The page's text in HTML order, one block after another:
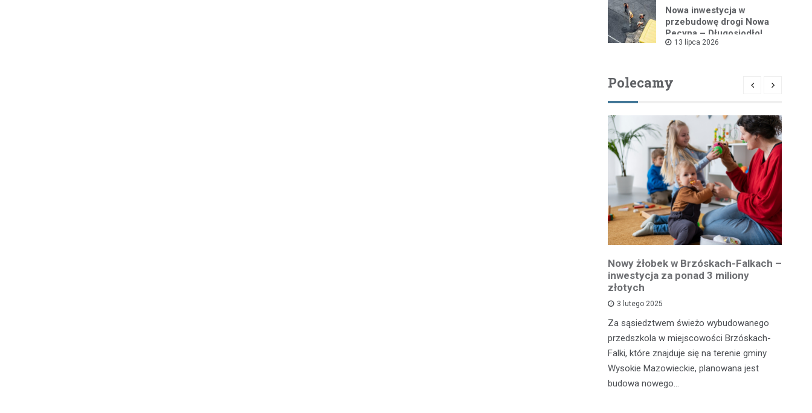
Nowa inwestycja w
przebudowę drogi Nowa
Pecyna – Długosiodło!
13 lipca 2026
Polecamy
Nowy żłobek w Brzóskach-Falkach –
inwestycja za ponad 3 miliony
złotych
3 lutego 2025
Za sąsiedztwem świeżo wybudowanego
przedszkola w miejscowości Brzóskach-
Falki, które znajduje się na terenie gminy
Wysokie Mazowieckie, planowana jest
budowa nowego…